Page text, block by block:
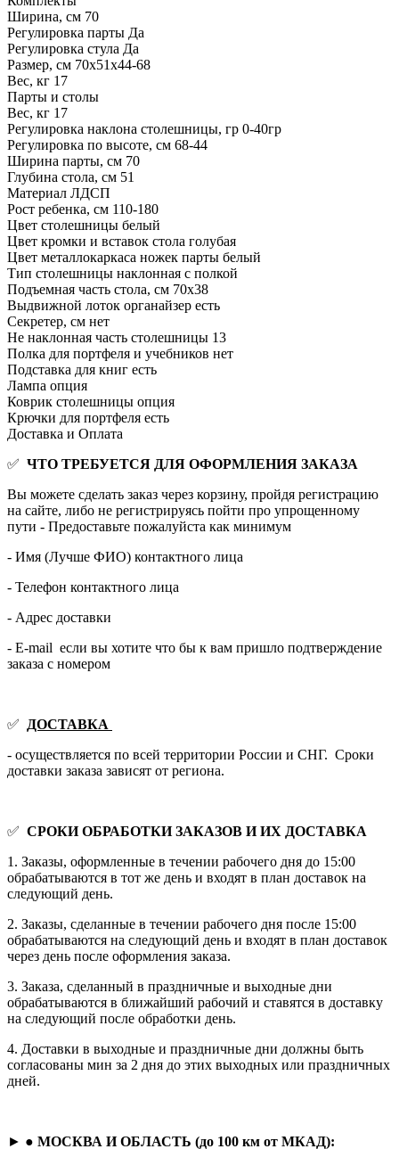
Ширина, см 70
Регулировка парты Да
Регулировка стула Да
Размер, см 70х51х44-68
Вес, кг 17
Парты и столы
Вес, кг 17
Регулировка наклона столешницы, гр 0-40гр
Регулировка по высоте, см 68-44
Ширина парты, см 70
Глубина стола, см 51
Материал ЛДСП
Рост ребенка, см 110-180
Цвет столешницы белый
Цвет кромки и вставок стола голубая
Цвет металлокаркаса ножек парты белый
Тип столешницы наклонная с полкой
Подъемная часть стола, см 70x38
Выдвижной лоток органайзер есть
Секретер, см нет
Не наклонная часть столешницы 13
Полка для портфеля и учебников нет
Подставка для книг есть
Лампа опция
Коврик столешницы опция
Крючки для портфеля есть
Доставка и Оплата
✅ ЧТО ТРЕБУЕТСЯ ДЛЯ ОФОРМЛЕНИЯ ЗАКАЗА
Вы можете сделать заказ через корзину, пройдя регистрацию
на сайте, либо не регистрируясь пойти про упрощенному
пути - Предоставьте пожалуйста как минимум
- Имя (Лучше ФИО) контактного лица
- Телефон контактного лица
- Адрес доставки
- E-mail если вы хотите что бы к вам пришло подтверждение
заказа с номером
✅
ДОСТАВКА
- осуществляется по всей территории России и СНГ. Сроки
доставки заказа зависят от региона.
✅ СРОКИ ОБРАБОТКИ ЗАКАЗОВ И ИХ ДОСТАВКА
1. Заказы, оформленные в течении рабочего дня до 15:00
обрабатываются в тот же день и входят в план доставок на
следующий день.
2. Заказы, сделанные в течении рабочего дня после 15:00
обрабатываются на следующий день и входят в план доставок
через день после оформления заказа.
3. Заказа, сделанный в праздничные и выходные дни
обрабатываются в ближайший рабочий и ставятся в доставку
на следующий после обработки день.
4. Доставки в выходные и праздничные дни должны быть
согласованы мин за 2 дня до этих выходных или праздничных
дней.
► ● МОСКВА И ОБЛАСТЬ (до 100 км от МКАД):